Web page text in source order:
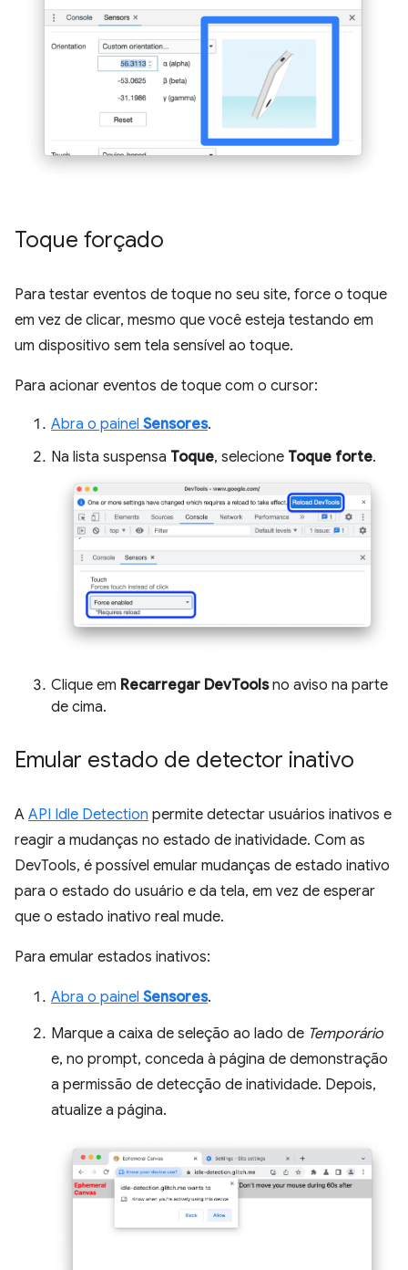
Toque forçado
Para testar eventos de toque no seu site, force o toque
em vez de clicar, mesmo que você esteja testando em
um dispositivo sem tela sensível ao toque.
Para acionar eventos de toque com o cursor:
Abra o painel Sensores.
Na lista suspensa Toque, selecione Toque forte.
Clique em Recarregar DevToolsno aviso na parte
de cima.
Emular estado de detector inativo
A API Idle Detection permite detectar usuários inativos e
reagir a mudanças no estado de inatividade. Com as
DevTools, é possível emular mudanças de estado inativo
para o estado do usuário e da tela, em vez de esperar
que o estado inativo real mude.
Para emular estados inativos:
Abra o painel Sensores.
Marque a caixa de seleção ao lado de Temporário
e, no prompt, conceda à página de demonstração
a permissão de detecção de inatividade. Depois,
atualize a página.